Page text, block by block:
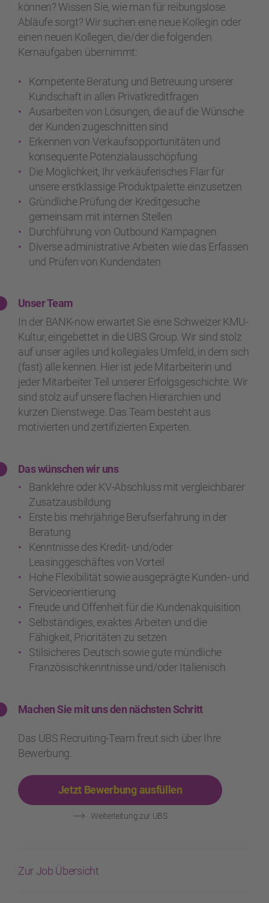
können? Wissen Sie, wie man für reibungslose
Abläufe sorgt? Wir suchen eine neue Kollegin oder
einen neuen Kollegen, die/der die folgenden
Kernaufgaben übernimmt:
Kompetente Beratung und Betreuung unserer
Kundschaft in allen Privatkreditfragen
Ausarbeiten von Lösungen, die auf die Wünsche
der Kunden zugeschnitten sind
Erkennen von Verkaufsopportunitäten und
konsequente Potenzialausschöpfung
Die Möglichkeit, Ihr verkäuferisches Flair für
unsere erstklassige Produktpalette einzusetzen
Gründliche Prüfung der Kreditgesuche
gemeinsam mit internen Stellen
Durchführung von Outbound Kampagnen
Diverse administrative Arbeiten wie das Erfassen
und Prüfen von Kundendaten
Unser Team
In der BANK-now erwartet Sie eine Schweizer KMU-
Kultur, eingebettet in die UBS Group. Wir sind stolz
auf unser agiles und kollegiales Umfeld, in dem sich
(fast) alle kennen. Hier ist jede Mitarbeiterin und
jeder Mitarbeiter Teil unserer Erfolgsgeschichte. Wir
sind stolz auf unsere flachen Hierarchien und
kurzen Dienstwege. Das Team besteht aus
motivierten und zertifizierten Experten.
Das wünschen wir uns
Banklehre oder KV-Abschluss mit vergleichbarer
Zusatzausbildung
Erste bis mehrjährige Berufserfahrung in der
Beratung
Kenntnisse des Kredit- und/oder
Leasinggeschäftes von Vorteil
Hohe Flexibilität sowie ausgeprägte Kunden- und
Serviceorientierung
Freude und Offenheit für die Kundenakquisition
Selbständiges, exaktes Arbeiten und die
Fähigkeit, Prioritäten zu setzen
Stilsicheres Deutsch sowie gute mündliche
Französischkenntnisse und/oder Italienisch
Machen Sie mit uns den nächsten Schritt
Das UBS Recruiting-Team freut sich über Ihre
Bewerbung.
Jetzt Bewerbung ausfüllen
Weiterleitung zur UBS
Zur Job Übersicht